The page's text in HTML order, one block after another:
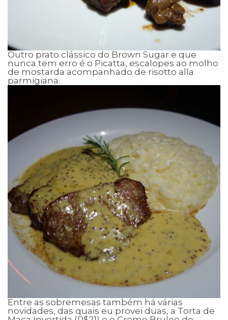
Outro prato clássico do Brown Sugar e que
nunca tem erro é o Picatta, escalopes ao molho
de mostarda acompanhado de risotto alla
parmigiana.
Entre as sobremesas também há várias
novidades, das quais eu provei duas, a Torta de